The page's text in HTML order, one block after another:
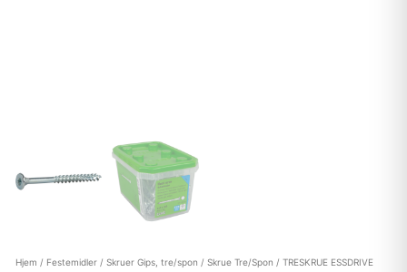
Hjem / Festemidler/ Skruer Gips, tre/spon / Skrue Tre/Spon / TRESKRUE ESSDRIVE